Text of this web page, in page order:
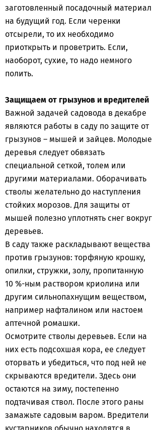
заготовленный посадочный материал
на будущий год. Если черенки
отсырели, то их необходимо
приоткрыть и проветрить. Если,
наоборот, сухие, то надо немного
полить.
Защищаем от грызунов и вредителей
Важной задачей садовода в декабре
являются работы в саду по защите от
грызунов – мышей и зайцев. Молодые
деревья следует обвязать
специальной сеткой, толем или
другими материалами. Оборачивать
стволы желательно до наступления
стойких морозов. Для защиты от
мышей полезно уплотнять снег вокруг
деревьев.
В саду также раскладывают вещества
против грызунов: торфяную крошку,
опилки, стружки, золу, пропитанную
10 %-ным раствором криолина или
другим сильнопахнущим веществом,
например нафталином или настоем
аптечной ромашки.
Осмотрите стволы деревьев. Если на
них есть подсохшая кора, ее следует
оторвать и убедиться, что под ней не
скрываются вредители. Здесь они
остаются на зиму, постепенно
подтачивая ствол. После этого раны
замажьте садовым варом. Вредители